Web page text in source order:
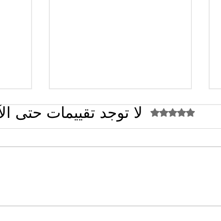
سؤال
تم التقييم بـ 0 من أصل 5 نجوم. لا توجد تقييمات حتى